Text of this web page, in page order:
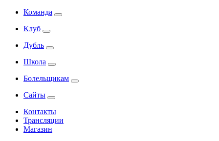
Команда
Клуб
Дубль
Школа
Болельщикам
Сайты
Контакты
Трансляции
Магазин